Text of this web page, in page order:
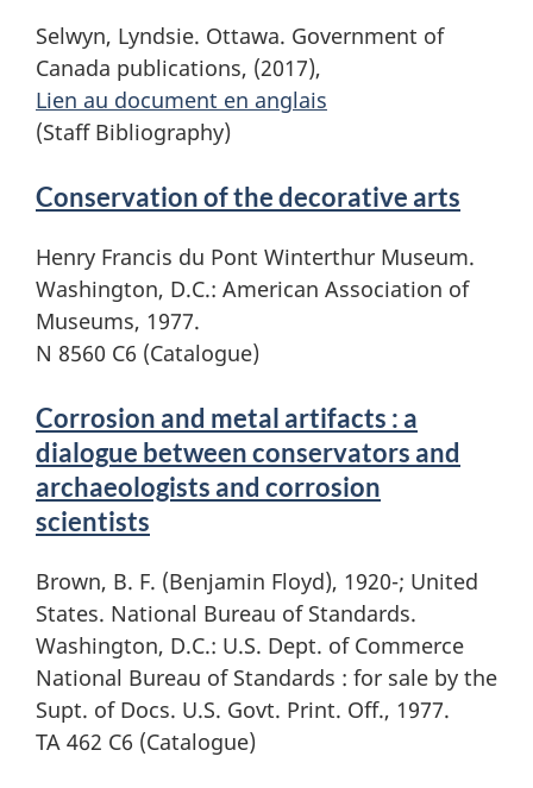
Selwyn, Lyndsie. Ottawa. Government of
Canada publications, (2017),
Lien au document en anglais
(Staff Bibliography)
Conservation of the decorative arts
Henry Francis du Pont Winterthur Museum.
Washington, D.C.: American Association of
Museums, 1977.
N 8560 C6 (Catalogue)
Corrosion and metal artifacts : a
dialogue between conservators and
archaeologists and corrosion
scientists
Brown, B. F. (Benjamin Floyd), 1920-; United
States. National Bureau of Standards.
Washington, D.C.: U.S. Dept. of Commerce
National Bureau of Standards : for sale by the
Supt. of Docs. U.S. Govt. Print. Off., 1977.
TA 462 C6 (Catalogue)